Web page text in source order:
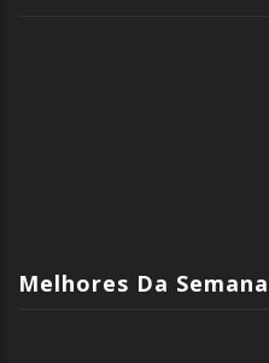
Melhores Da Semana